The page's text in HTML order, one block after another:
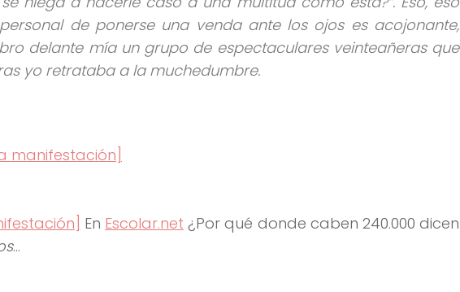
de ponerse una venda ante los ojos es acojonante,
delante mía un grupo de espectaculares veinteañeras que
yo retrataba a la muchedumbre.
manifestación]
En Escolar.net ¿Por qué donde caben 240.000 dicen
…